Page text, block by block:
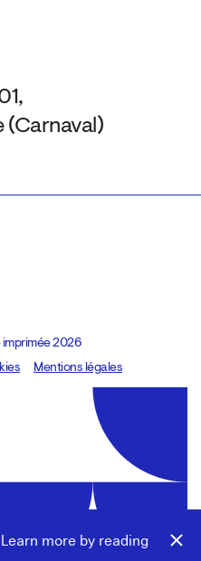
more by reading
(Carnaval)
imprimée 2026
Mentions légales